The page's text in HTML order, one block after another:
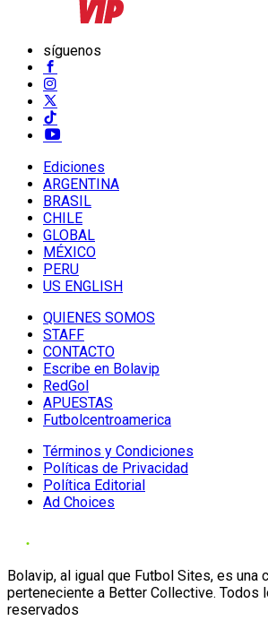
síguenos
Ediciones
ARGENTINA
BRASIL
CHILE
GLOBAL
MÉXICO
PERU
US ENGLISH
QUIENES SOMOS
STAFF
CONTACTO
Escribe en Bolavip
RedGol
APUESTAS
Futbolcentroamerica
Términos y Condiciones
Políticas de Privacidad
Política Editorial
Ad Choices
Bolavip, al igual que Futbol Sites, es una
perteneciente a Better Collective. Todos
reservados